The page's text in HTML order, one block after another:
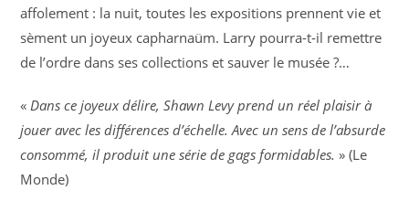
affolement : la nuit, toutes les expositions prennent vie et
sèment un joyeux capharnaüm. Larry pourra-t-il remettre
de l’ordre dans ses collections et sauver le musée ?…
«Dans ce joyeux délire, Shawn Levy prend un réel plaisir à
jouer avec les différences d’échelle. Avec un sens de l’absurde
consommé, il produit une série de gags formidables. » (Le
Monde)